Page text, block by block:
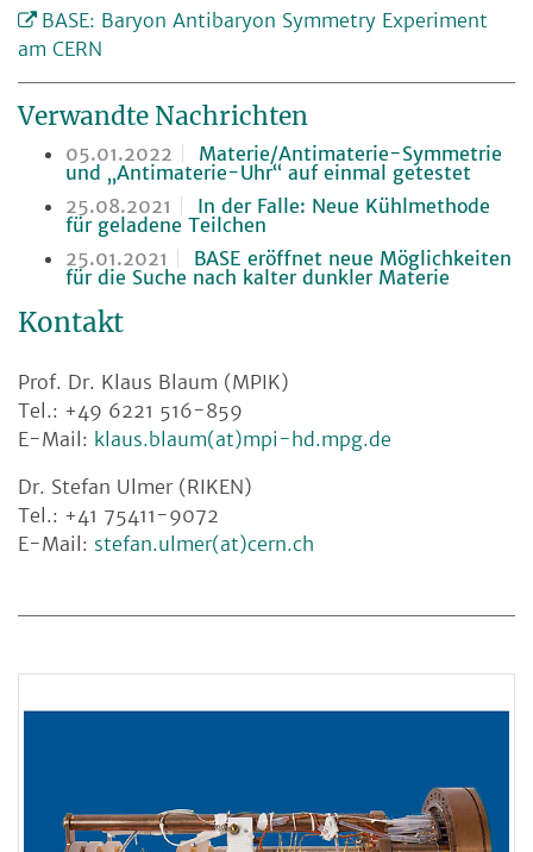
BASE: Baryon Antibaryon Symmetry Experiment
am CERN
Verwandte Nachrichten
05.01.2022
Materie/Antimaterie-Symmetrie
und „Antimaterie-Uhr“ auf einmal getestet
25.08.2021
In der Falle: Neue Kühlmethode
für geladene Teilchen
25.01.2021
BASE eröffnet neue Möglichkeiten
für die Suche nach kalter dunkler Materie
Kontakt
Prof. Dr. Klaus Blaum (MPIK)
Tel.: +49 6221 516-859
E-Mail: klaus.blaum(at)mpi-hd.mpg.de
Dr. Stefan Ulmer (RIKEN)
Tel.: +41 75411-9072
E-Mail: stefan.ulmer(at)cern.ch